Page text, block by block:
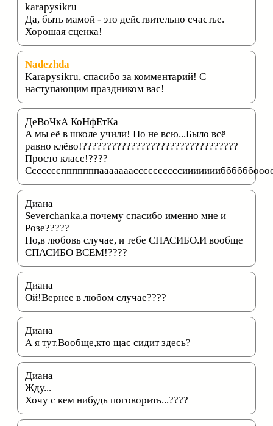
karapysikru
Да, быть мамой - это действительно счастье.
Хорошая сценка!
Nadezhda
Karapysikru, спасибо за комментарий! С
наступающим праздником вас!
ДеВоЧкА КоНфЕтКа
А мы её в школе учили! Но не всю...Было всё
равно клёво!????????????????????????????????
Просто класс!????
Диана
Severchanka,a почему спасибо именно мне и
Розе?????
Но,в любовь случае, и тебе СПАСИБО.И вообще
СПАСИБО ВСЕМ!????
Диана
Ой!Вернее в любом случае????
Диана
А я тут.Вообще,кто щас сидит здесь?
Диана
Жду...
Хочу с кем нибудь поговорить...????